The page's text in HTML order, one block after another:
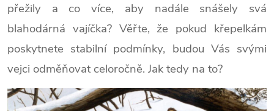
přežily a co více, aby nadále snášely svá
blahodárná vajíčka? Věřte, že pokud křepelkám
poskytnete stabilní podmínky, budou Vás svými
vejci odměňovat celoročně. Jak tedy na to?